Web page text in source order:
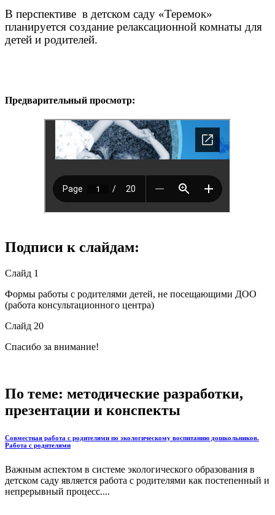
В перспективе в детском саду «Теремок»
планируется создание релаксационной комнаты для
детей и родителей.
Предварительный просмотр:
Подписи к слайдам:
Слайд 1
Формы работы с родителями детей, не посещающими ДОО
(работа консультационного центра)
Слайд 20
Спасибо за внимание!
По теме: методические разработки,
презентации и конспекты
Совместная работа с родителями по экологическому воспитанию дошкольников.
Работа с родителями
Важным аспектом в системе экологического образования в
детском саду является работа с родителями как постепенный и
непрерывный процесс....